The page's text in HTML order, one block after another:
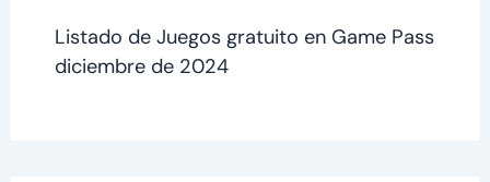
Listado de Juegos gratuito en Game Pass
diciembre de 2024